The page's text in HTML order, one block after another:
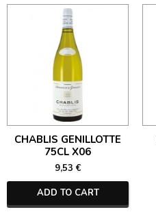
CHABLIS GENILLOTTE
75CL X06
9,53 €
ADD TO CART